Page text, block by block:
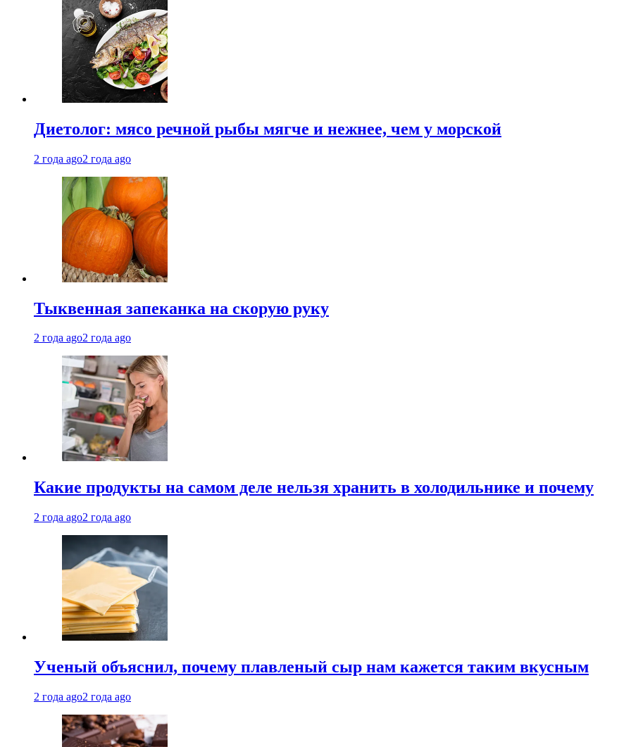
Диетолог: мясо речной рыбы мягче и нежнее, чем у морской
2 года ago2 года ago
Тыквенная запеканка на скорую руку
2 года ago2 года ago
Какие продукты на самом деле нельзя хранить в холодильнике и почему
2 года ago2 года ago
Ученый объяснил, почему плавленый сыр нам кажется таким вкусным
2 года ago2 года ago